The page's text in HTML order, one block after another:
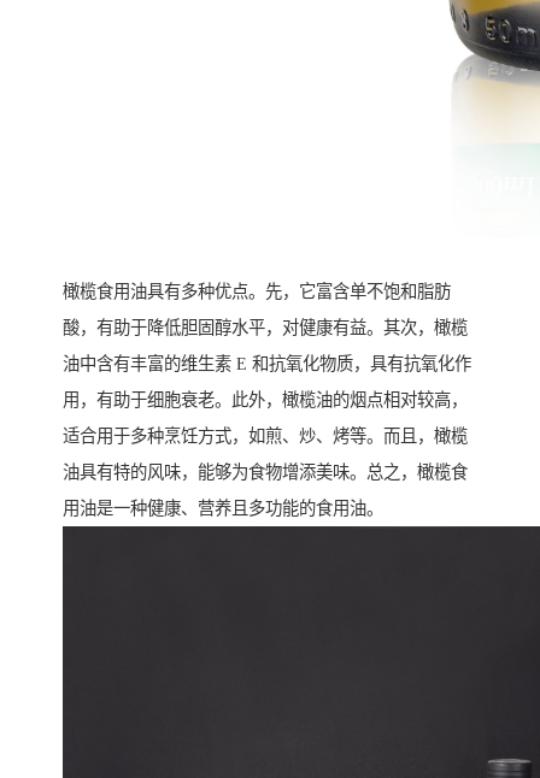
橄榄食用油具有多种优点。先，它富含单不饱和脂肪
酸，有助于降低胆固醇水平，对健康有益。其次，橄榄
油中含有丰富的维生素 E 和抗氧化物质，具有抗氧化作
用，有助于细胞衰老。此外，橄榄油的烟点相对较高，
适合用于多种烹饪方式，如煎、炒、烤等。而且，橄榄
油具有特的风味，能够为食物增添美味。总之，橄榄食
用油是一种健康、营养且多功能的食用油。